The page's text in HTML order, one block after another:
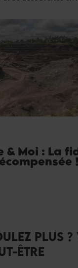
& Moi : La
!
PLUS ?
ÊTRE